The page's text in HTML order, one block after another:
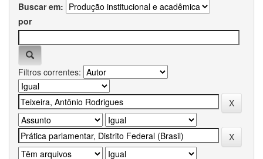
Buscar em:
por
Filtros correntes: